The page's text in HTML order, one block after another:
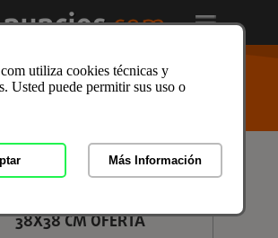
AQUÍ>Anuncios clasificados/ Negocios
/Maquinaria en Zaragoza/ Anuncio ID:
3378889
Consultar
38X38 CM OFERTA
utiliza cookies técnicas y
Usted puede permitir sus uso o
Más Información